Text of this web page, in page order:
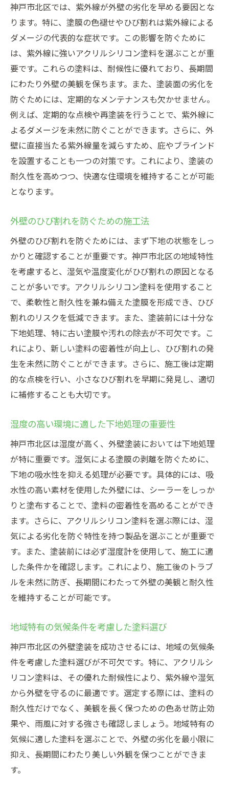
長期間劣化を防ぐ塗装工法
環境ストレスに強い外壁塗装の秘密
プロが推奨するメンテナンスのタイミング
塗装の持ちを良くするポイント
美観を損なわないための外壁塗装の秘訣
塗装の色選びで家の印象を変える
色褪せを防ぐためのアフターケア
外壁のデザイン性を高める塗装テクニック
美しさを長持ちさせる実践的な方法
塗装後の美観を保つための注意点
地域の気候を活かした施工計画
劣化を防ぐための施工チェックリスト
プロが教える施工前の準備と注意点
地域に適した塗料とその施工法
施工技術で差別化する外壁塗装のコツ
地元の特性に基づく外壁保護戦略
外壁塗装の劣化しないための地域特性の理解
神戸市北区特有の気象条件を知る
地域の特性が外壁塗装に与える影響
気候に応じた塗料と施工技術の選び方
長持ちする塗装のための地域特性活用法
神戸市北区では、紫外線が外壁の劣化を早める要因とな
ります。特に、塗膜の色褪せやひび割れは紫外線による
ダメージの代表的な症状です。この影響を防ぐために
は、紫外線に強いアクリルシリコン塗料を選ぶことが重
要です。これらの塗料は、耐候性に優れており、長期間
にわたり外壁の美観を保ちます。また、塗装面の劣化を
防ぐためには、定期的なメンテナンスも欠かせません。
例えば、定期的な点検や再塗装を行うことで、紫外線に
よるダメージを未然に防ぐことができます。さらに、外
壁に直接当たる紫外線量を減らすため、庇やブラインド
を設置することも一つの対策です。これにより、塗装の
耐久性を高めつつ、快適な住環境を維持することが可能
となります。
外壁のひび割れを防ぐための施工法
外壁のひび割れを防ぐためには、まず下地の状態をしっ
かりと確認することが重要です。神戸市北区の地域特性
を考慮すると、湿気や温度変化がひび割れの原因となる
ことが多いです。アクリルシリコン塗料を使用すること
で、柔軟性と耐久性を兼ね備えた塗膜を形成でき、ひび
割れのリスクを低減できます。また、塗装前には十分な
下地処理、特に古い塗膜や汚れの除去が不可欠です。こ
れにより、新しい塗料の密着性が向上し、ひび割れの発
生を未然に防ぐことができます。さらに、施工後は定期
的な点検を行い、小さなひび割れを早期に発見し、適切
に補修することも大切です。
湿度の高い環境に適した下地処理の重要性
神戸市北区は湿度が高く、外壁塗装においては下地処理
が特に重要です。湿気による塗膜の剥離を防ぐために、
下地の吸水性を抑える処理が必要です。具体的には、吸
水性の高い素材を使用した外壁には、シーラーをしっか
りと塗布することで、塗料の密着性を高めることができ
ます。さらに、アクリルシリコン塗料を選ぶ際には、湿
気による劣化を防ぐ特性を持つ製品を選ぶことが重要で
す。また、塗装前には必ず湿度計を使用して、施工に適
した条件かを確認します。これにより、施工後のトラブ
ルを未然に防ぎ、長期間にわたって外壁の美観と耐久性
を維持することが可能です。
地域特有の気候条件を考慮した塗料選び
神戸市北区の外壁塗装を成功させるには、地域の気候条
件を考慮した塗料選びが不可欠です。特に、アクリルシ
リコン塗料は、その優れた耐候性により、紫外線や湿気
から外壁を守るのに最適です。選定する際には、塗料の
耐久性だけでなく、美観を長く保つための色あせ防止効
果や、雨風に対する強さも確認しましょう。地域特有の
気候に適した塗料を選ぶことで、外壁の劣化を最小限に
抑え、長期間にわたり美しい外観を保つことができま
す。